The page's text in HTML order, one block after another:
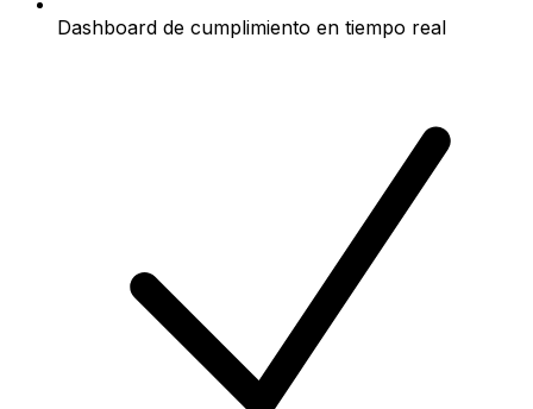
Dashboard de cumplimiento en tiempo real